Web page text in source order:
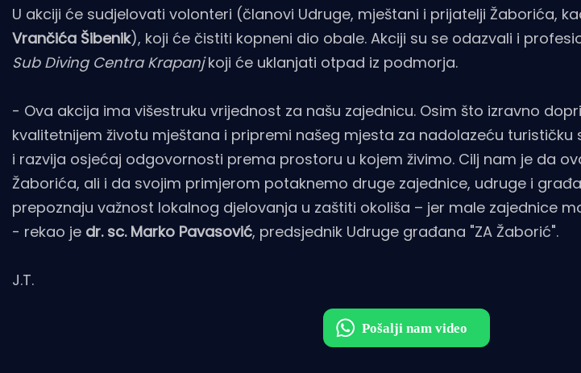
U akciji će sudjelovati volonteri (članovi Udruge, mještani i prijatelji Žaborića,
Vrančića Šibenik), koji će čistiti kopneni dio obale. Akciji su se odazvali i
Sub Diving Centra Krapanjkoji će uklanjati otpad iz podmorja.
- Ova akcija ima višestruku vrijednost za našu zajednicu. Osim što izravno
kvalitetnijem životu mještana i pripremi našeg mjesta za nadolazeću turističku
i razvija osjećaj odgovornosti prema prostoru u kojem živimo. Cilj nam je da
Žaborića, ali i da svojim primjerom potaknemo druge zajednice, udruge i
prepoznaju važnost lokalnog djelovanja u zaštiti okoliša – jer male zajednice
- rekao je dr. sc. Marko Pavasović, predsjednik Udruge građana "ZA Žaborić".
J.T.